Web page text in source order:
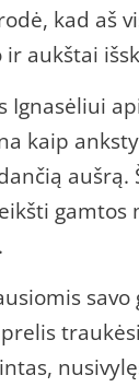
kad aš
aukštai
Ignasėliui
kaip
aušrą.
gamtos
savo